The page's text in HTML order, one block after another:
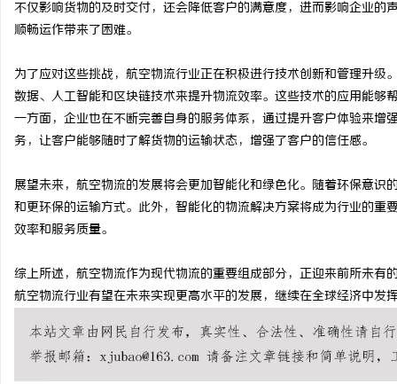
不仅影响货物的及时交付，还会降低客户的满意度，进而影响企业
顺畅运作带来了困难。
为了应对这些挑战，航空物流行业正在积极进行技术创新和管理升
数据、人工智能和区块链技术来提升物流效率。这些技术的应用能
一方面，企业也在不断完善自身的服务体系，通过提升客户体验来
务，让客户能够随时了解货物的运输状态，增强了客户的信任感。
展望未来，航空物流的发展将会更加智能化和绿色化。随着环保意
和更环保的运输方式。此外，智能化的物流解决方案将成为行业的
效率和服务质量。
综上所述，航空物流作为现代物流的重要组成部分，正迎来前所未
航空物流行业有望在未来实现更高水平的发展，继续在全球经济中发
莞厚街居家 & 医院护工、老人陪护选购民
参考指南
武汉配眼镜 上海配眼镜